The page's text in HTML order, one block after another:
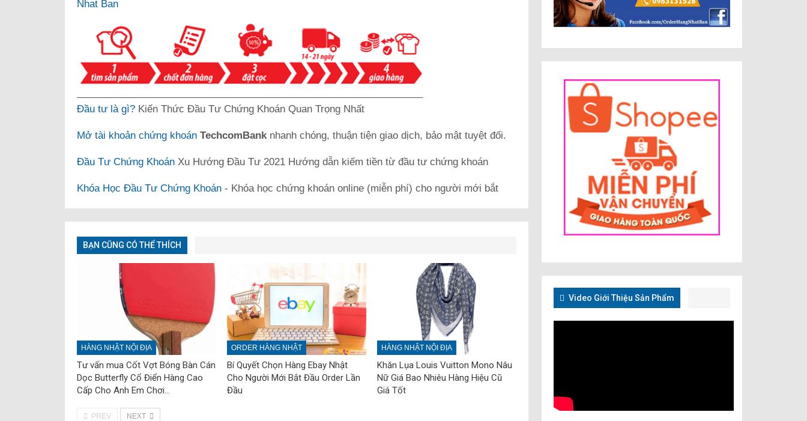
Nhat Ban
Đầu tư là gì? Kiến Thức Đầu Tư Chứng Khoán Quan Trọng Nhất
Mở tài khoản chứng khoán TechcomBank nhanh chóng, thuận tiện giao dịch, bảo mật tuyệt đối.
Đầu Tư Chứng Khoán Xu Hướng Đầu Tư 2021 Hướng dẫn kiếm tiền từ đầu tư chứng khoán
Khóa Học Đầu Tư Chứng Khoán - Khóa học chứng khoán online (miễn phí) cho người mới bắt
BẠN CŨNG CÓ THỂ THÍCH
HÀNG NHẬT NỘI ĐỊA
Tư vấn mua Cốt Vợt Bóng Bàn Cán
Dọc Butterfly Cổ Điển Hàng Cao
Cấp Cho Anh Em Chơi…
ORDER HÀNG NHẬT
Bí Quyết Chọn Hàng Ebay Nhật
Cho Người Mới Bắt Đầu Order Lần
Đầu
HÀNG NHẬT NỘI ĐỊA
Khăn Lụa Louis Vuitton Mono Nâu
Nữ Giá Bao Nhiêu Hàng Hiệu Cũ
Giá Tốt
PREV NEXT
Video Giới Thiệu Sản Phẩm